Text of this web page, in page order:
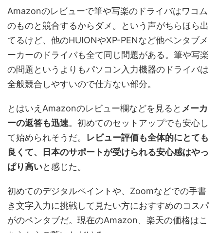
Amazonのレビューで筆や写楽のドライバはワコム
のものと競合するからダメ。という声がちらほら出
てるけど、他のHUIONやXP-PENなど他ペンタブメ
ーカーのドライバも全て同じ問題がある。筆や写楽
の問題というよりもパソコン入力機器のドライバは
全般競合しやすいので仕方ない部分。
とはいえAmazonのレビュー欄などを見ると メーカ
ーの返答も迅速。初めてのセットアップでも安心し
て始められそうだ。 レビュー評価も全体的にとても
良くて、日本のサポートが受けられる安心感はやっ
ぱり高いと感じた。
初めてのデジタルペイントや、Zoomなどでの手書
き文字入力に挑戦して見たい方におすすめのコスパ
がのペンタブだ。現在のAmazon、楽天の価格はこ